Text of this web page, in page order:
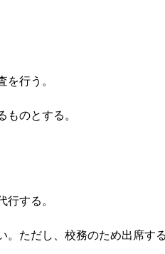
行う。
のとする。
する。
ただし、校務のため出席す